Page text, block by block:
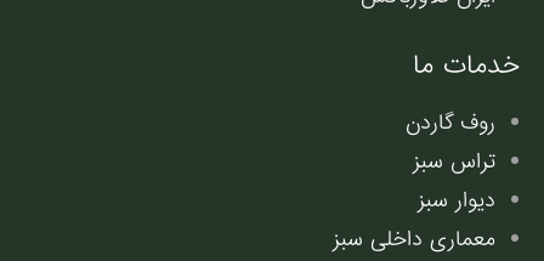
خدمات ما
روف گاردن
تراس سبز
دیوار سبز
معماری داخلی سبز